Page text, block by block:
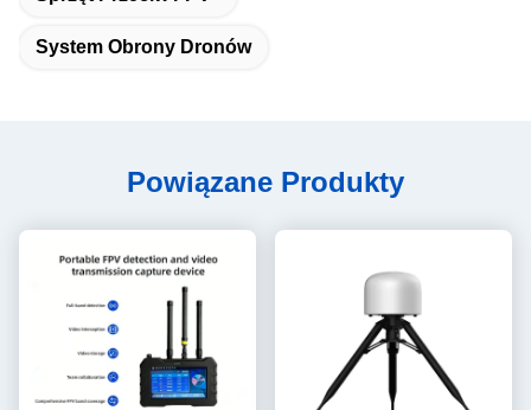
System Obrony Dronów
Powiązane Produkty